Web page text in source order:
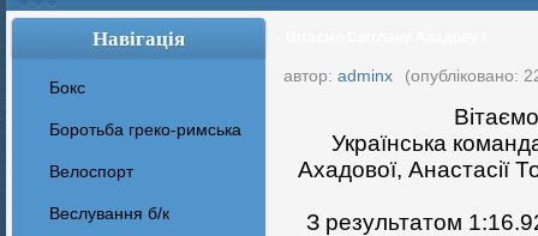
Навігація
Бокс
Боротьба греко-римська
Велоспорт
Веслування б/к
автор: adminx (опубліковано:
Українська
Ахадової, Анастасії
З результатом